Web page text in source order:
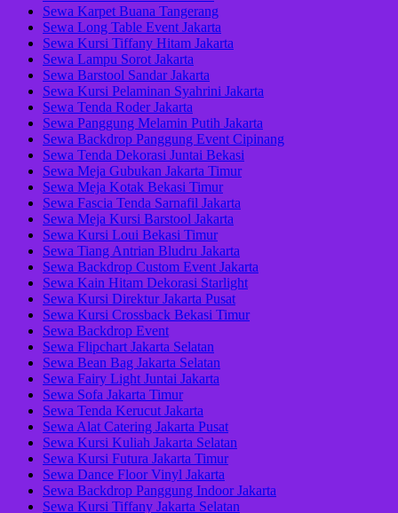
Sewa Karpet Buana Tangerang
Sewa Long Table Event Jakarta
Sewa Kursi Tiffany Hitam Jakarta
Sewa Lampu Sorot Jakarta
Sewa Barstool Sandar Jakarta
Sewa Kursi Pelaminan Syahrini Jakarta
Sewa Tenda Roder Jakarta
Sewa Panggung Melamin Putih Jakarta
Sewa Backdrop Panggung Event Cipinang
Sewa Tenda Dekorasi Juntai Bekasi
Sewa Meja Gubukan Jakarta Timur
Sewa Meja Kotak Bekasi Timur
Sewa Fascia Tenda Sarnafil Jakarta
Sewa Meja Kursi Barstool Jakarta
Sewa Kursi Loui Bekasi Timur
Sewa Tiang Antrian Bludru Jakarta
Sewa Backdrop Custom Event Jakarta
Sewa Kain Hitam Dekorasi Starlight
Sewa Kursi Direktur Jakarta Pusat
Sewa Kursi Crossback Bekasi Timur
Sewa Backdrop Event
Sewa Flipchart Jakarta Selatan
Sewa Bean Bag Jakarta Selatan
Sewa Fairy Light Juntai Jakarta
Sewa Sofa Jakarta Timur
Sewa Tenda Kerucut Jakarta
Sewa Alat Catering Jakarta Pusat
Sewa Kursi Kuliah Jakarta Selatan
Sewa Kursi Futura Jakarta Timur
Sewa Dance Floor Vinyl Jakarta
Sewa Backdrop Panggung Indoor Jakarta
Sewa Kursi Tiffany Jakarta Selatan